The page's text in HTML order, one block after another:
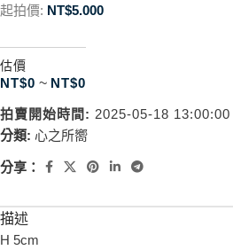
起拍價: NT$5.000
估價
NT$0 ~ NT$0
拍賣開始時間: 2025-05-18
分類: 心之所嚮
分享：
描述
H 5cm